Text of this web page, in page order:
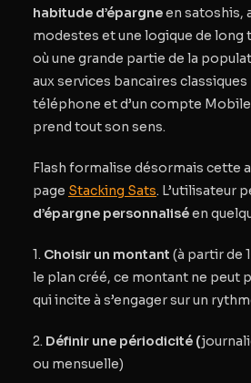
habitude d’épargneen satoshis,
modestes et une logique de long
où une grande partie de la
aux services bancaires classiques
téléphone et d’un compte
prend tout son sens.
Flash formalise désormais cette
page Stacking Sats. L’utilisateur
d’épargne personnaliséen
1. Choisir un montant (à partir de
le plan créé, ce montant ne peut
qui incite à s’engager sur un
2. Définir une périodicité (
ou mensuelle)